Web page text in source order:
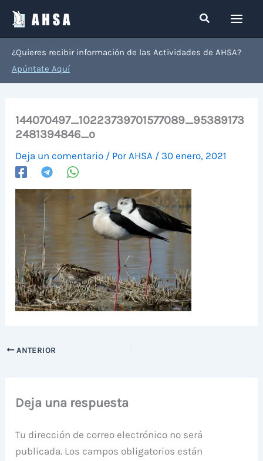
contenido
Buscar
¿Quieres recibir información de las Actividades de AHSA?
Apúntate Aquí
144070497_10223739701577089_95389173
2481394846_o
Deja un comentario / Por AHSA / 30 enero, 2021
ANTERIOR
Deja una respuesta
Tu dirección de correo electrónico no será
publicada. Los campos obligatorios están